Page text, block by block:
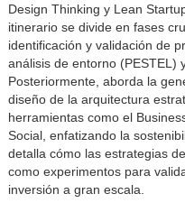
Design Thinking y Lean
itinerario se divide en fases
identificación y validación de
análisis de entorno (PESTEL)
Posteriormente, aborda la
diseño de la arquitectura
herramientas como el
Social, enfatizando la
detalla cómo las estrategias
como experimentos para
inversión a gran escala.